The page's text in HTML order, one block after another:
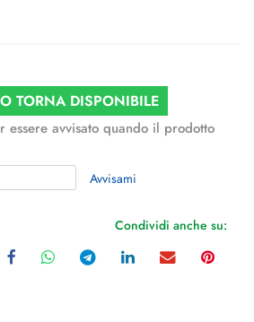
TORNA DISPONIBILE
essere avvisato quando il prodotto
Avvisami
Condividi anche su: